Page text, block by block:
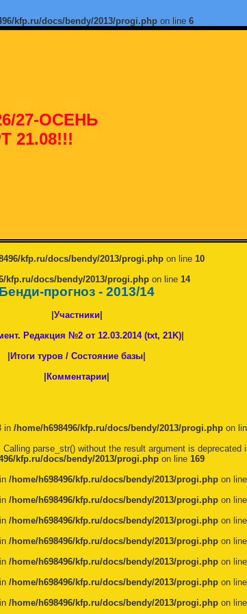
kfp.ru/docs/bendy/2013/progi.php on line 6
27-ОСЕНЬ
21.08!!!
kfp.ru/docs/bendy/2013/progi.php on line 10
kfp.ru/docs/bendy/2013/progi.php on line 14
Бенди-прогноз - 2013/14
Участники
Редакция №2 от 12.03.2014 (txt, 21K)|
Итоги туров / Состояние базы
Комментарии
in /home/h698496/kfp.ru/docs/bendy/2013/progi.php on
Calling parse_str() without the result argument is deprecated
kfp.ru/docs/bendy/2013/progi.phpon line 169
/home/h698496/kfp.ru/docs/bendy/2013/progi.php on line
/home/h698496/kfp.ru/docs/bendy/2013/progi.php on line
/home/h698496/kfp.ru/docs/bendy/2013/progi.php on line
/home/h698496/kfp.ru/docs/bendy/2013/progi.php on line
/home/h698496/kfp.ru/docs/bendy/2013/progi.php on line
/home/h698496/kfp.ru/docs/bendy/2013/progi.php on line
/home/h698496/kfp.ru/docs/bendy/2013/progi.php on line